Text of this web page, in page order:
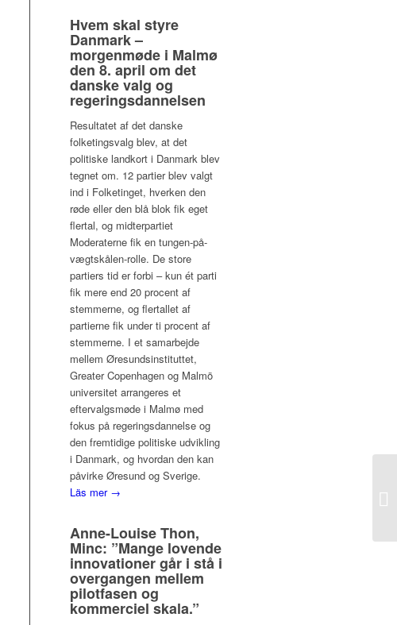
Hvem skal styre
Danmark –
morgenmøde i Malmø
den 8. april om det
danske valg og
regeringsdannelsen
Resultatet af det danske
folketingsvalg blev, at det
politiske landkort i Danmark blev
tegnet om. 12 partier blev valgt
ind i Folketinget, hverken den
røde eller den blå blok fik eget
flertal, og midterpartiet
Moderaterne fik en tungen-på-
vægtskålen-rolle. De store
partiers tid er forbi – kun ét parti
fik mere end 20 procent af
stemmerne, og flertallet af
partierne fik under ti procent af
stemmerne. I et samarbejde
mellem Øresundsinstituttet,
Greater Copenhagen og Malmö
universitet arrangeres et
eftervalgsmøde i Malmø med
fokus på regeringsdannelse og
den fremtidige politiske udvikling
i Danmark, og hvordan den kan
påvirke Øresund og Sverige.
Läs mer →
Anne-Louise Thon,
Minc: ”Mange lovende
innovationer går i stå i
overgangen mellem
pilotfasen og
kommerciel skala.”